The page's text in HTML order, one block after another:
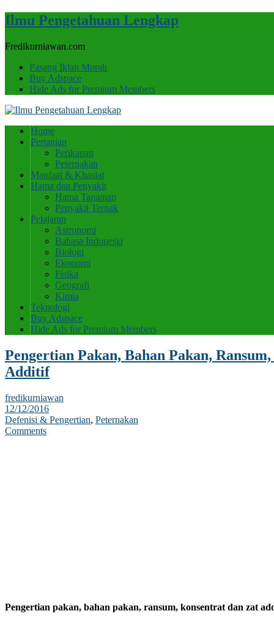
Ilmu Pengetahuan Lengkap
Fredikurniawan.com
Pasang Iklan Murah
Buy Adspace
Hide Ads for Premium Members
Home
Pertanian
Perikanan
Peternakan
Manfaat & Khasiat
Hama dan Penyakit
Hama Tanaman
Penyakit Ternak
Pelajaran
Astronomi
Bahasa Indonesia
Biologi
Ekonomi
Fisika
Geografi
Kimia
Teknologi
Buy Adspace
Hide Ads for Premium Members
Pengertian Pakan, Bahan Pakan,
Additif
fredikurniawan
12/12/2016
Defenisi & Pengertian, Peternakan
Comments
Pengertian pakan, bahan pakan, ransum, konsentrat dan zat